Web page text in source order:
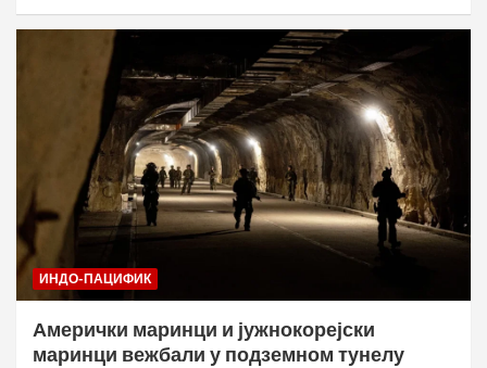
ИНДО-ПАЦИФИК
Амерички маринци и јужнокорејски
маринци вежбали у подземном тунелу